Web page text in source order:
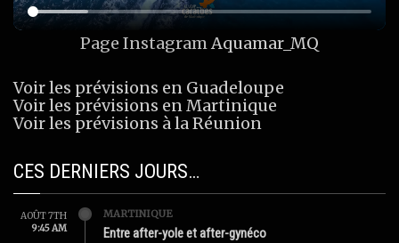
Page Instagram Aquamar_MQ
Voir les prévisions en Guadeloupe
Voir les prévisions en Martinique
Voir les prévisions à la Réunion
CES DERNIERS JOURS…
AOÛT 7TH
9:45 AM
MARTINIQUE
Entre after-yole et after-gynéco